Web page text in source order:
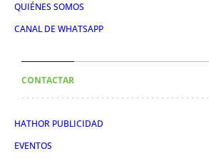
QUIÉNES SOMOS
CANAL DE WHATSAPP
CONTACTAR
HATHOR PUBLICIDAD
EVENTOS